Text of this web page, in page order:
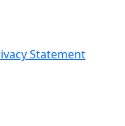
Statement